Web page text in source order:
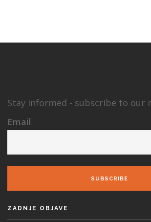
Stay informed - subscribe to our
Email
SUBSCRIBE
ZADNJE OBJAVE